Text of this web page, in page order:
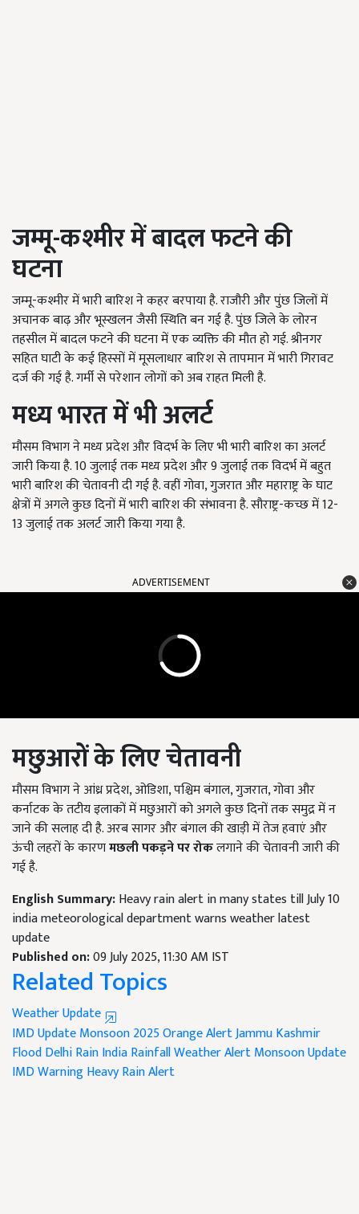
जम्मू-कश्मीर में बादल फटने की
घटना
जम्मू-कश्मीर में भारी बारिश ने कहर बरपाया है. राजौरी और पुंछ जिलों में
अचानक बाढ़ और भूस्खलन जैसी स्थिति बन गई है. पुंछ जिले के लोरन
तहसील में बादल फटने की घटना में एक व्यक्ति की मौत हो गई. श्रीनगर
सहित घाटी के कई हिस्सों में मूसलाधार बारिश से तापमान में भारी गिरावट
दर्ज की गई है. गर्मी से परेशान लोगों को अब राहत मिली है.
मध्य भारत में भी अलर्ट
मौसम विभाग ने मध्य प्रदेश और विदर्भ के लिए भी भारी बारिश का अलर्ट
जारी किया है. 10 जुलाई तक मध्य प्रदेश और 9 जुलाई तक विदर्भ में बहुत
भारी बारिश की चेतावनी दी गई है. वहीं गोवा, गुजरात और महाराष्ट्र के घाट
क्षेत्रों में अगले कुछ दिनों में भारी बारिश की संभावना है. सौराष्ट्र-कच्छ में 12-
13 जुलाई तक अलर्ट जारी किया गया है.
ADVERTISEMENT
मछुआरों के लिए चेतावनी
मौसम विभाग ने आंध्र प्रदेश, ओडिशा, पश्चिम बंगाल, गुजरात, गोवा और
कर्नाटक के तटीय इलाकों में मछुआरों को अगले कुछ दिनों तक समुद्र में न
जाने की सलाह दी है. अरब सागर और बंगाल की खाड़ी में तेज हवाएं और
ऊंची लहरों के कारणमछली पकड़ने पर रोकलगाने की चेतावनी जारी की
गई है.
English Summary:Heavy rain alert in many states till July 10
india meteorological department warns weather latest
update
Published on:09 July 2025, 11:30 AM IST
Related Topics
Weather Update
IMD UpdateMonsoon 2025Orange AlertJammu Kashmir
FloodDelhi RainIndia RainfallWeather AlertMonsoon Update
IMD WarningHeavy Rain Alert